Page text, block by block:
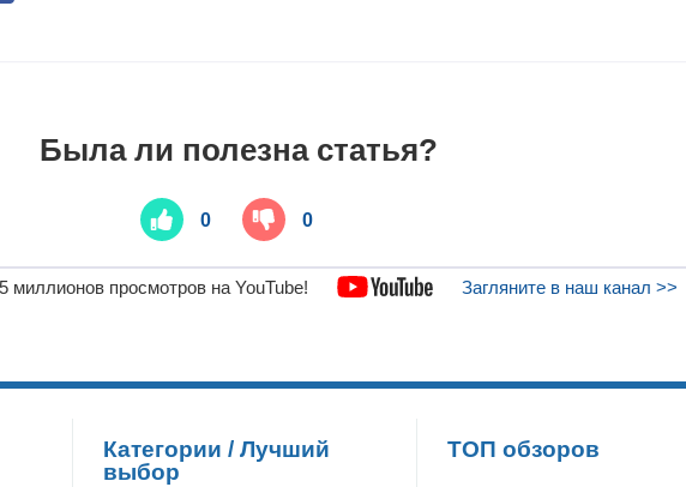
Была ли полезна статья?
0 0
просмотров на YouTube! Загляните в наш канал >>
Категории / Лучший
выбор
ТОП обзоров